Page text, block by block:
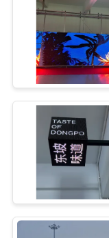
DEVIS
PLAN
SITE
PRIVACY
POLICY